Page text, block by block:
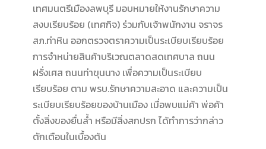
เทศมนตรีเมืองลพบุรี มอบหมายให้งานรักษาความ
สงบเรียบร้อย (เทศกิจ) ร่วมกับเจ้าพนักงาน จราจร
สภ.ท่าหิน ออกตรวจตราความเป็นระเบียบเรียบร้อย
การจำหน่ายสินค้าบริเวณตลาดสดเทศบาล ถนน
ฝรั่งเศส ถนนท่าขุนนาง เพื่อความเป็นระเบียบ
เรียบร้อย ตาม พรบ.รักษาความสะอาด และความเป็น
ระเบียบเรียบร้อยของบ้านเมือง เมื่อพบแม่ค้า พ่อค้า
ตั้งสิ่งของยื่นล้ำ หรือมีสิ่งสกปรก ได้ทำการว่ากล่าว
ตักเตือนในเบื้องต้น